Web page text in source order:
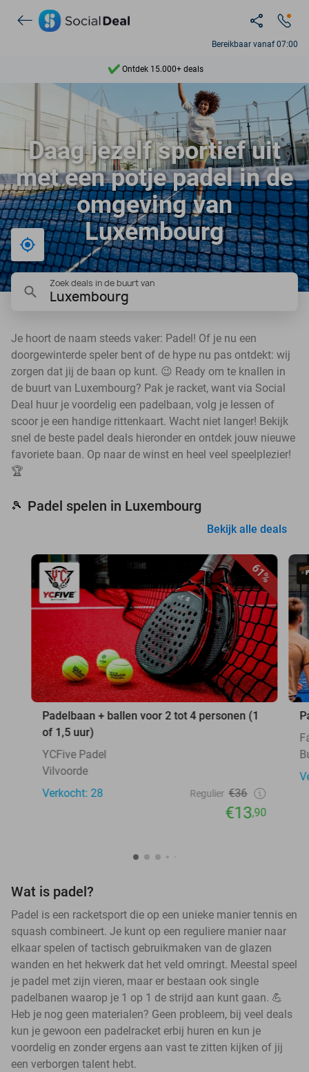
Bereikbaar vanaf 07:00
Ontdek 15.000+ deals
7 dagen per week beschikbaar
10+ miljoen leden
9,4
Ontdek 15.000+ deals
Daag jezelf sportief uit
met een potje padel in de
omgeving van
Luxembourg
Bij mij in de buurt
Zoek deals in de buurt van
Luxembourg
Je hoort de naam steeds vaker: Padel! Of je nu een
doorgewinterde speler bent of de hype nu pas ontdekt: wij
zorgen dat jij de baan op kunt. 😉 Ready om te knallen in
de buurt van Luxembourg? Pak je racket, want via Social
Deal huur je voordelig een padelbaan, volg je lessen of
scoor je een handige rittenkaart. Wacht niet langer! Bekijk
snel de beste padel deals hieronder en ontdek jouw nieuwe
favoriete baan. Op naar de winst en heel veel speelplezier!
🏆
🎾 Padel spelen in Luxembourg
Bekijk alle deals
61%
Padelbaan + ballen voor 2 tot 4 personen (1
of 1,5 uur)
YCFive Padel
Vilvoorde
Verkocht: 28
Regulier €36
€13,90
Wat is padel?
Padel is een racketsport die op een unieke manier tennis en
squash combineert. Je kunt op een reguliere manier naar
elkaar spelen of tactisch gebruikmaken van de glazen
wanden en het hekwerk dat het veld omringt. Meestal speel
je padel met zijn vieren, maar er bestaan ook single
padelbanen waarop je 1 op 1 de strijd aan kunt gaan. 💪
Heb je nog geen materialen? Geen probleem, bij veel deals
kun je gewoon een padelracket erbij huren en kun je
voordelig en zonder ergens aan vast te zitten kijken of jij
een verborgen talent hebt.